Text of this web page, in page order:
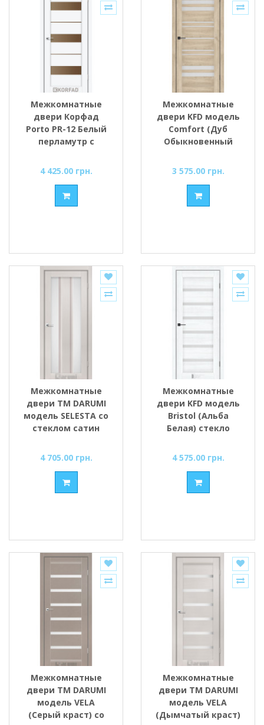
Межкомнатные
двери Корфад
Porto PR-12 Белый
перламутр с
стеклом
4 425.00 грн.
Межкомнатные
двери KFD модель
Comfort (Дуб
Обыкновенный
Сатин/BLK черным
3 575.00 грн.
Межкомнатные
двери ТМ DARUMI
модель SELESTA со
стеклом сатин
4 705.00 грн.
Межкомнатные
двери KFD модель
Bristol (Альба
Белая) стекло
4 575.00 грн.
Межкомнатные
двери ТМ DARUMI
модель VELA
(Серый краст) со
Межкомнатные
двери ТМ DARUMI
модель VELA
(Дымчатый краст)